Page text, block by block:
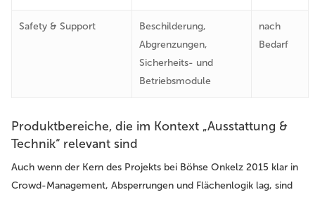
Safety & Support
Beschilderung,
Abgrenzungen,
Sicherheits- und
Betriebsmodule
nach
Bedarf
Produktbereiche, die im Kontext „Ausstattung &
Technik“ relevant sind
Auch wenn der Kern des Projekts bei Böhse Onkelz 2015 klar in
Crowd-Management, Absperrungen und Flächenlogik lag, sind